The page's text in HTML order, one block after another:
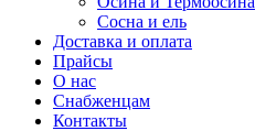
Сосна и ель
Доставка и оплата
Прайсы
О нас
Снабженцам
Контакты